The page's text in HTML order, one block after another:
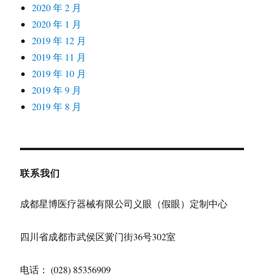
2020 年 2 月
2020 年 1 月
2019 年 12 月
2019 年 11 月
2019 年 10 月
2019 年 9 月
2019 年 8 月
联系我们
成都星博医疗器械有限公司义眼（假眼）定制中心
四川省成都市武侯区黉门街36号302室
电话： (028) 85356909